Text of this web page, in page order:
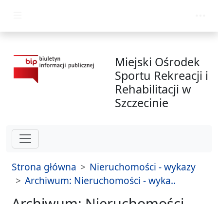
Miejski Ośrodek
Sportu Rekreacji i
Rehabilitacji w
Szczecinie
Strona główna
Nieruchomości - wykazy
Archiwum: Nieruchomości - wyka..